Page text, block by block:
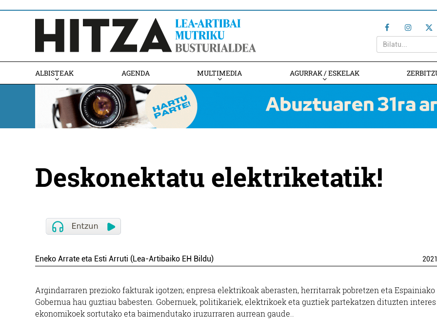
ALBISTEAK AGENDA MULTIMEDIA AGURRAK / ESKELAK
Deskonektatu elektriketatik!
Eneko Arrate eta Esti Arruti (Lea-Artibaiko EH Bildu) 2021
Argindarraren prezioko fakturak igotzen; enpresa elektrikoak aberasten, herritarrak pobretzen eta Espainiako
Gobernua hau guztiau babesten. Gobernuek, politikariek, elektrikoek eta guztiek partekatzen dituzten interes
ekonomikoek sortutako eta baimendutako iruzurraren aurrean gaude..